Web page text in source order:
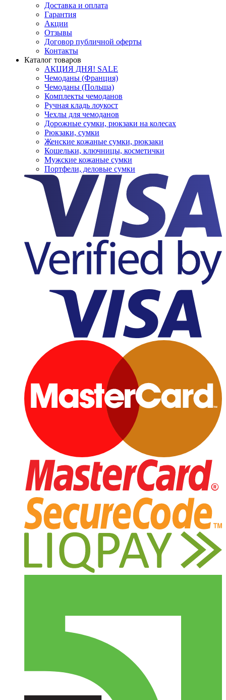
Доставка и оплата
Гарантия
Акции
Отзывы
Договор публичной оферты
Контакты
Каталог товаров
АКЦИЯ ДНЯ! SALE
Чемоданы (Франция)
Чемоданы (Польша)
Комплекты чемоданов
Ручная кладь лоукост
Чехлы для чемоданов
Дорожные сумки, рюкзаки на колесах
Рюкзаки, сумки
Женские кожаные сумки, рюкзаки
Кошельки, ключницы, косметички
Мужские кожаные сумки
Портфели, деловые сумки